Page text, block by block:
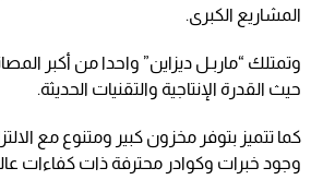
المشاريع الكبرى.
وتمتلك “ماربـل ديزاين” واحدا من أكبر
حيث القدرة الإنتاجية والتقنيات الحديثة.
كما تتميز بتوفر مخزون كبير ومتنوع مع
وجود خبرات وكوادر محترفة ذات كفاءات